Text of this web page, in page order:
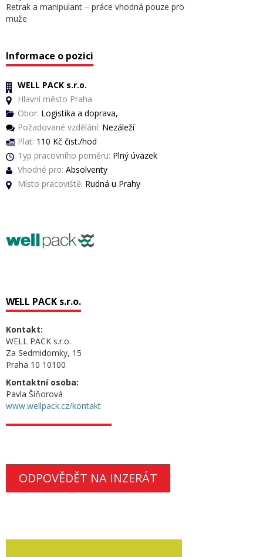
Retrak a manipulant – práce vhodná pouze pro
muže
Informace o pozici
WELL PACK s.r.o.
Hlavní město Praha
Obor: Logistika a doprava,
Požadované vzdělání: Nezáleží
Plat: 110 Kč čist./hod
Typ pracovního poměru: Plný úvazek
Vhodné pro: Absolventy
Místo pracoviště: Rudná u Prahy
WELL PACK s.r.o.
Kontakt:
WELL PACK s.r.o.
Za Sedmidomky, 15
Praha 10 10100
Kontaktní osoba:
Pavla Šiňorová
www.wellpack.cz/kontakt
ODPOVĚDĚT NA INZERÁT